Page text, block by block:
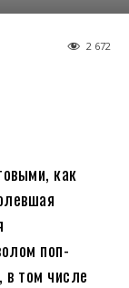
2 672
как
поп-
в том числе